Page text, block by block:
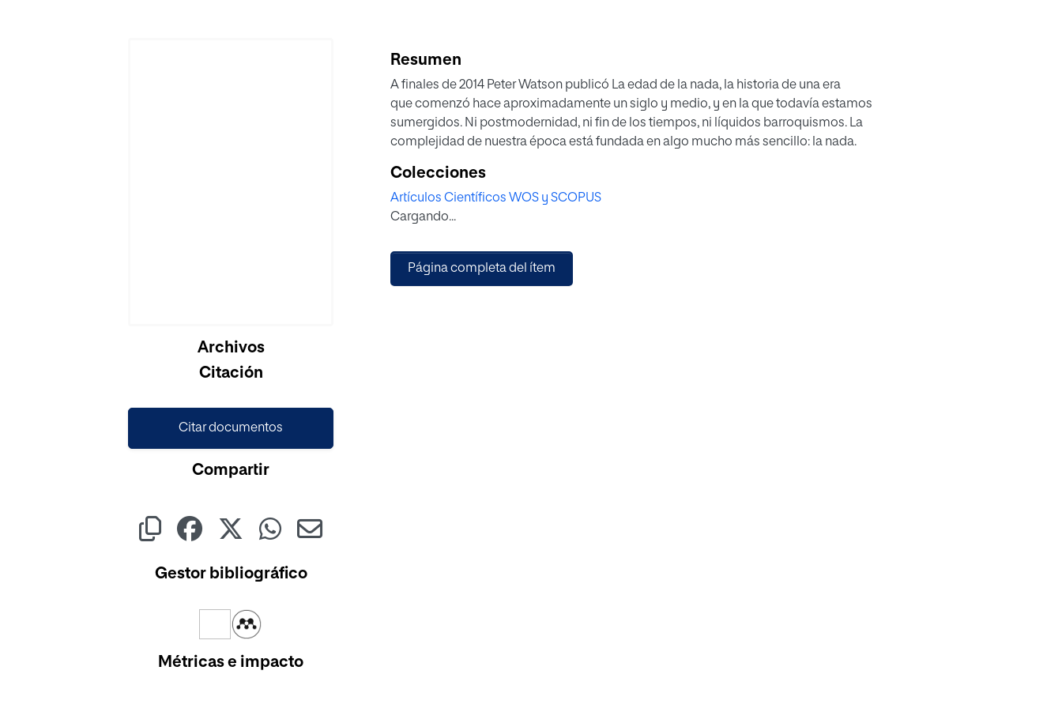
Cargando...Archivos
Citación
Citar documentos
Compartir
Gestor bibliográfico
Métricas e impacto
Resumen
A finales de 2014 Peter Watson publicó La edad de la nada, la historia de una era
que comenzó hace aproximadamente un siglo y medio, y en la que todavía estamos
sumergidos. Ni postmodernidad, ni fin de los tiempos, ni líquidos barroquismos. La
complejidad de nuestra época está fundada en algo mucho más sencillo: la nada.
Colecciones
Artículos Científicos WOS y SCOPUS
Cargando...
Página completa del ítem